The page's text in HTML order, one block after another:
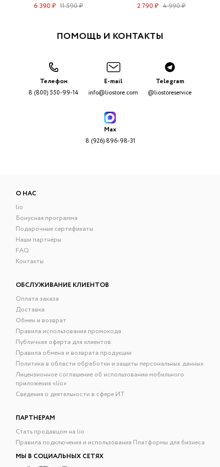
6 390 ₽ 11 590 ₽
2 790 ₽ 4 990 ₽
ПОМОЩЬ И КОНТАКТЫ
Телефон
8 (800) 550-99-14
E-mail
info@liostore.com
Telegram
@liostoreservice
Max
8 (926) 896-98-31
О НАС
lio
Бонусная программа
Подарочные сертификаты
Наши партнёры
FAQ
Контакты
ОБСЛУЖИВАНИЕ КЛИЕНТОВ
Оплата заказа
Доставка
Обмен и возврат
Правила использования промокода
Публичная оферта для клиентов
Правила обмена и возврата продукции
Политика в области обработки и защиты персональных данных
Лицензионное соглашение об использовании мобильного
приложения «lío»
Сведения о деятельности в сфере ИТ
ПАРТНЕРАМ
Стать продавцом на lio
Правила подключения и использования Платформы для бизнеса
МЫ В СОЦИАЛЬНЫХ СЕТЯХ